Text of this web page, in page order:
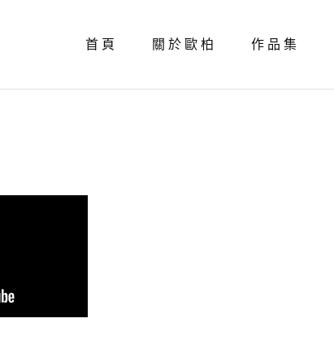
首頁 關於歐柏 作品集